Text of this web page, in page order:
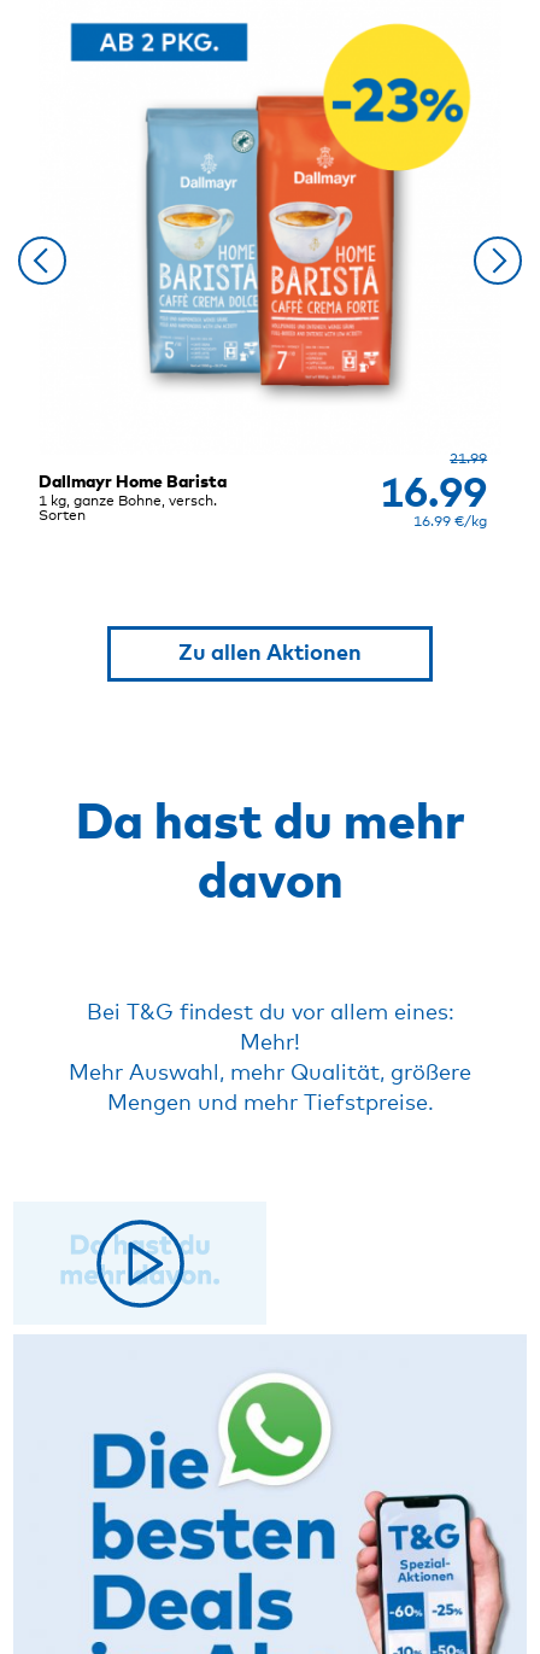
Dallmayr Home Barista
1 kg, ganze Bohne, versch.
Sorten
21.99
16.99
16.99 €/kg
Zu allen Aktionen
Da hast du mehr
davon
Bei T&G findest du vor allem eines:
Mehr!
Mehr Auswahl, mehr Qualität, größere
Mengen und mehr Tiefstpreise.